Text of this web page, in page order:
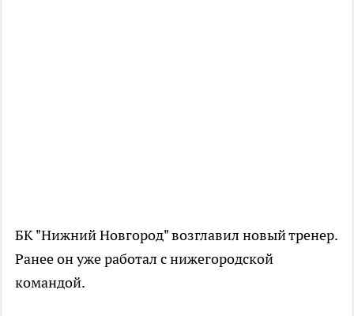
БК "Нижний Новгород" возглавил новый тренер.
Ранее он уже работал с нижегородской
командой.